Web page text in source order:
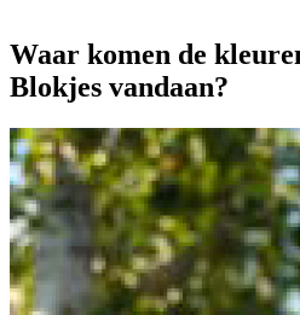
Waar komen de
Blokjes vandaan?